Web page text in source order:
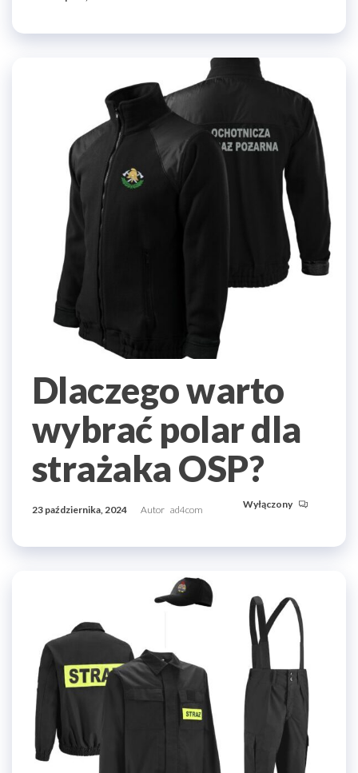
Dlaczego warto
wybrać polar dla
strażaka OSP?
23 października, 2024 Autor ad4com Wyłączony